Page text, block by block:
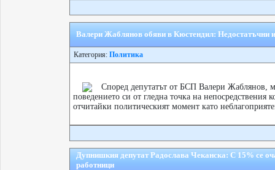
Валери Жаблянов обяви в Кюстендил: Недостатъчни
Категория: Политика
Според депутатът от БСП Валери Жаблянов,
поведението си от гледна точка на непосредствения
отчитайки политическият момент като
Дупнишкия депутат Радослава Чеканска: С 15% се
работници